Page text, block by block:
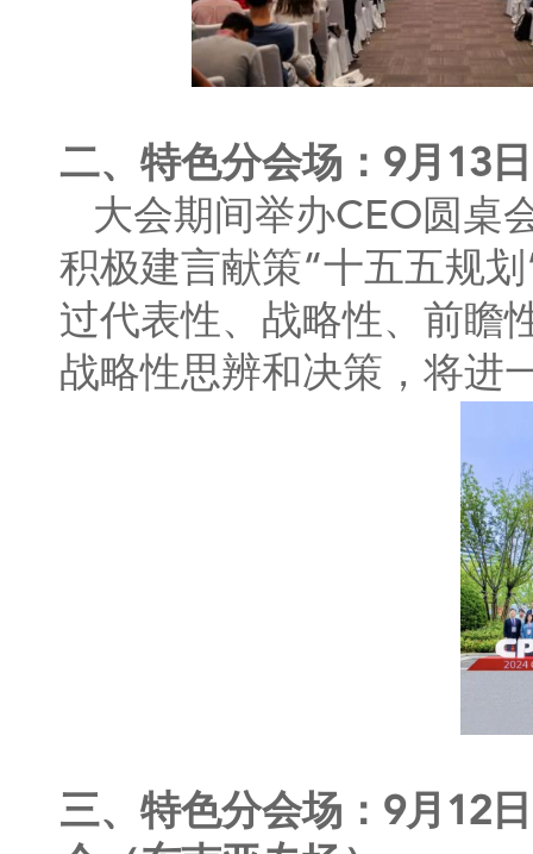
二、特色分会场：9月13
大会期间举办CEO圆桌
积极建言献策“十五五规
过代表性、战略性、前瞻
战略性思辨和决策，将进
三、特色分会场：9月12